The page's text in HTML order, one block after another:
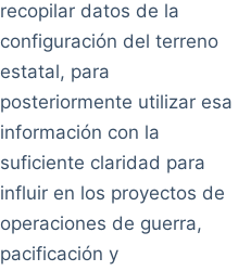
recopilar datos de la
configuración del terreno
estatal, para
posteriormente utilizar esa
información con la
suficiente claridad para
influir en los proyectos de
operaciones de guerra,
pacificación y